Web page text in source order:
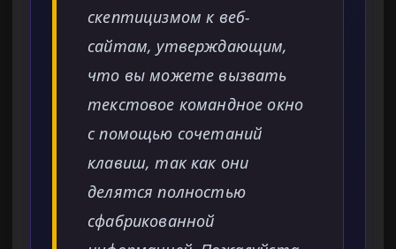
скептицизмом к веб-
сайтам, утверждающим,
что вы можете вызвать
текстовое командное окно
с помощью сочетаний
клавиш, так как они
делятся полностью
сфабрикованной